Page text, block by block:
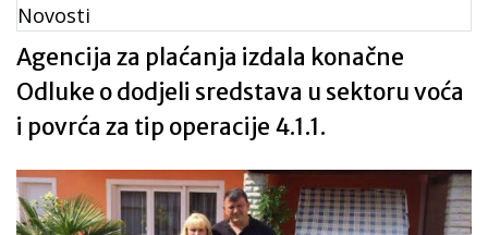
Novosti
Agencija za plaćanja izdala konačne
Odluke o dodjeli sredstava u sektoru voća
i povrća za tip operacije 4.1.1.